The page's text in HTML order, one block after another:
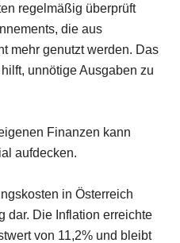
regelmäßig überprüft
die aus
mehr genutzt werden. Das
hilft, unnötige Ausgaben zu
Finanzen kann
aufdecken.
in Österreich
dar. Die Inflation erreichte
von 11,2% und bleibt